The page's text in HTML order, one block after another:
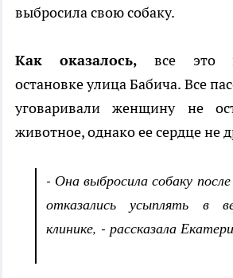
выбросила свою собаку.
Как оказалось, все это
остановке улица Бабича. Все
уговаривали женщину не
животное, однако ее сердце не
- Она выбросила собаку
отказались усыплять в
клинике, - рассказала